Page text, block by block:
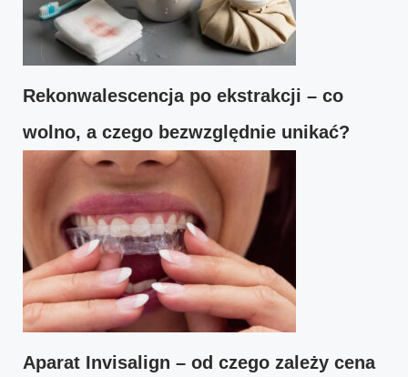
Rekonwalescencja po ekstrakcji – co
wolno, a czego bezwzględnie unikać?
Aparat Invisalign – od czego zależy cena